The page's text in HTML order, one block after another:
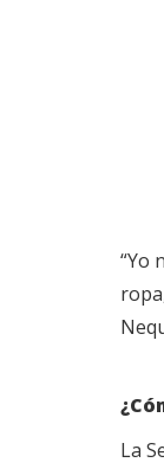
“Yo
La